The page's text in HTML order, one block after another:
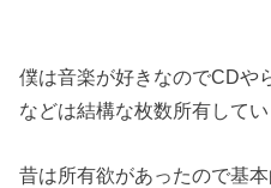
僕は音楽が好きなのでCDや
などは結構な枚数所有してい
昔は所有欲があったので基